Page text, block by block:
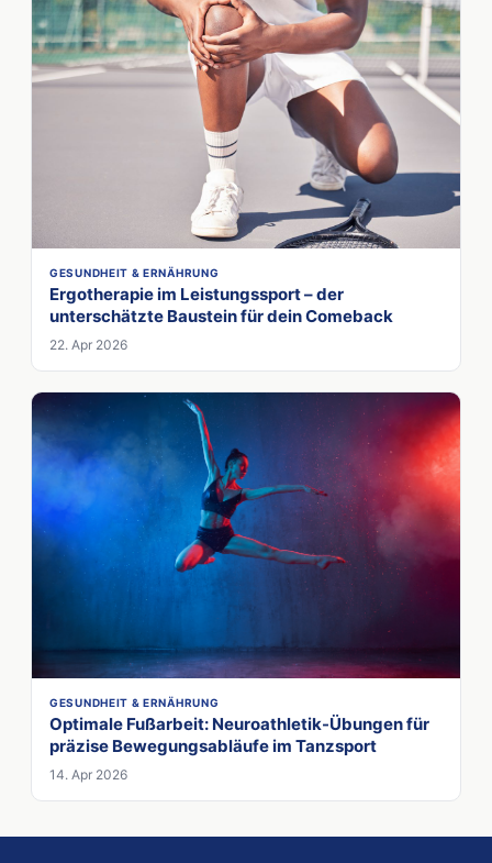
GESUNDHEIT & ERNÄHRUNG
Ergotherapie im Leistungssport – der
unterschätzte Baustein für dein Comeback
22. Apr 2026
GESUNDHEIT & ERNÄHRUNG
Optimale Fußarbeit: Neuroathletik-Übungen für
präzise Bewegungsabläufe im Tanzsport
14. Apr 2026